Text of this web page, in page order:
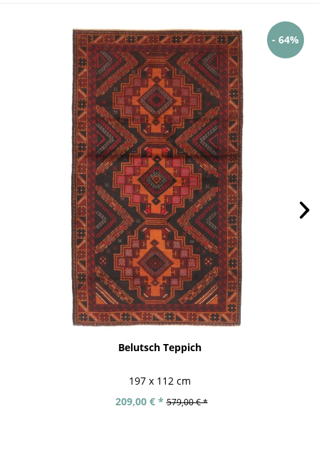
- 64%
Belutsch Teppich
197 x 112 cm
209,00 € * 579,00 € *